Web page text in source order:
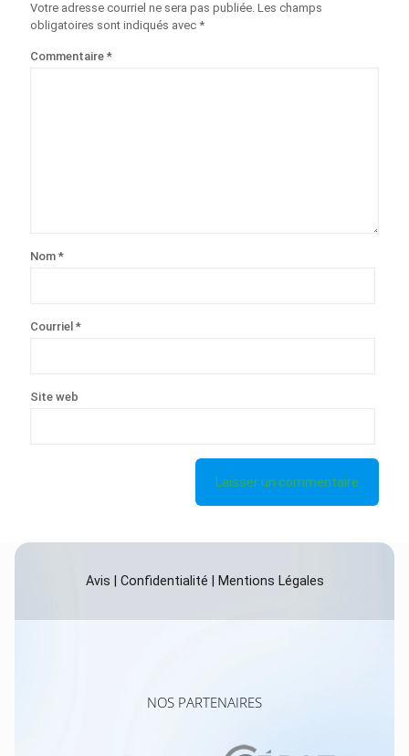
Votre adresse courriel ne sera pas publiée. Les champs
obligatoires sont indiqués avec *
Commentaire *
Nom *
Courriel *
Site web
Avis Confidentialité Mentions Légales
NOS PARTENAIRES